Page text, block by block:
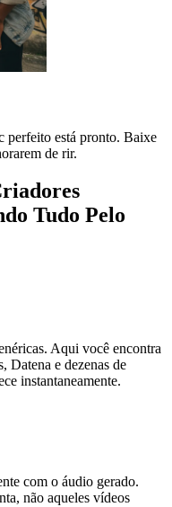
perfeito está pronto. Baixe
de rir.
Tudo Pelo
Aqui você encontra
Datena e dezenas de
instantaneamente.
com o áudio gerado.
não aqueles vídeos